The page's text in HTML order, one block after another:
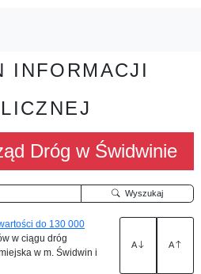
INFORMACJI
Dróg w Świdwinie
Wyszukaj
do 130 000
w ciągu dróg
w m. Świdwin i
A A